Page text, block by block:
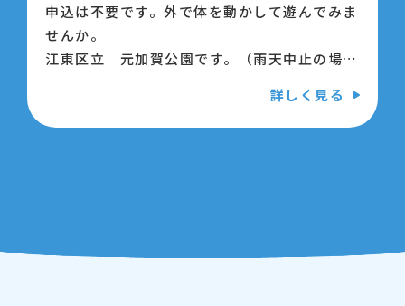
申込は不要です。外で体を動かして遊んでみま
せんか。
江東区立 元加賀公園です。（雨天中止の場合
詳しくはポスターをご覧ください。
詳しく見る